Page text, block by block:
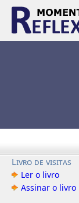
Livro de visitas
Ler o livro
Assinar o livro